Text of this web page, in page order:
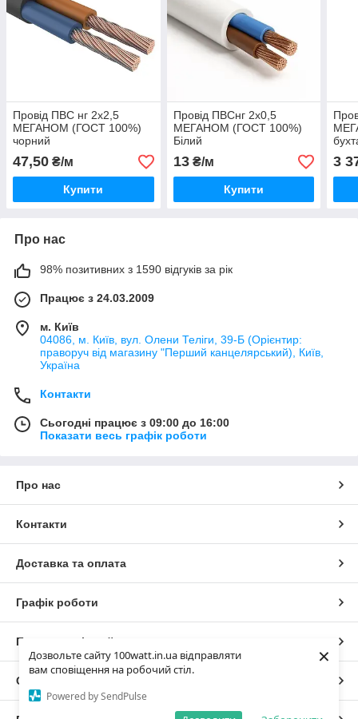
Дозвольте сайту 100watt.in.ua відправляти
вам сповіщення на робочий стіл.
Powered by SendPulse
×
Провід ПВС нг 2х2,5
МЕГАНОМ (ГОСТ 100%)
чорний
47,50 ₴/м
Купити
Провід ПВСнг 2х0,5
МЕГАНОМ (ГОСТ 100%)
Білий
13₴/м
Купити
3
Про нас
98% позитивних з 1590 відгуків за рік
Працює з 24.03.2009
м. Київ
04086, м. Київ, вул. Олени Теліги, 39-Б (Орієнтир:
праворуч від магазину "Перший канцелярський), Київ,
Україна
Контакти
Сьогодні працює з 09:00 до 16:00
Показати весь графік роботи
Про нас
Контакти
Доставка та оплата
Графік роботи
Повна версія сайту
Сайт створено на маркетплейсі